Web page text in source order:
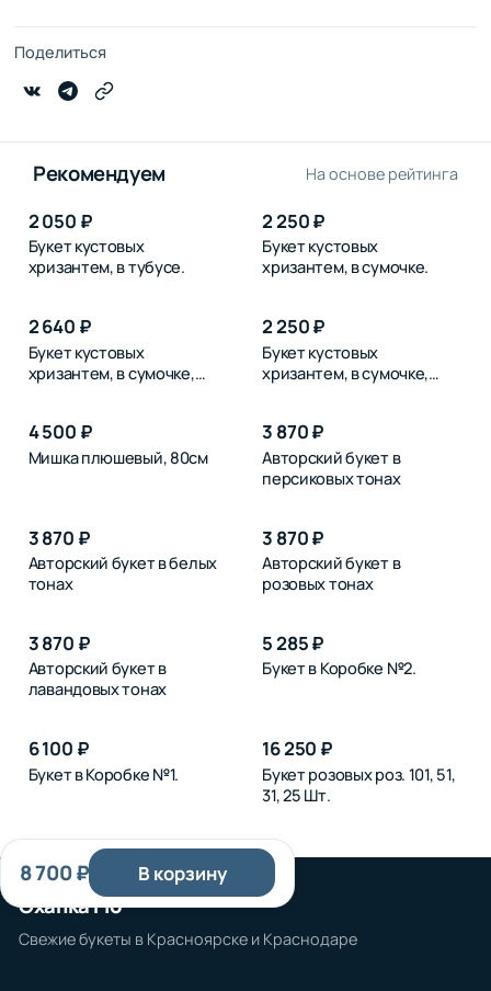
Поделиться
Рекомендуем На основе рейтинга
2 050 ₽
Букет кустовых
хризантем, в тубусе.
2 250 ₽
Букет кустовых
хризантем, в сумочке.
2 640 ₽
Букет кустовых
хризантем, в сумочке,
2 250 ₽
Букет кустовых
хризантем, в сумочке,
4 500 ₽
Мишка плюшевый, 80см
3 870 ₽
Авторский букет в
персиковых тонах
3 870 ₽
Авторский букет в белых
тонах
3 870 ₽
Авторский букет в
розовых тонах
3 870 ₽
Авторский букет в
лавандовых тонах
5 285 ₽
Букет в Коробке №2.
6 100 ₽
Букет в Коробке №1.
16 250 ₽
Букет розовых роз. 101, 51,
31, 25 Шт.
8 700 ₽ В корзину
Охапка Flo
Свежие букеты в Красноярске и Краснодаре